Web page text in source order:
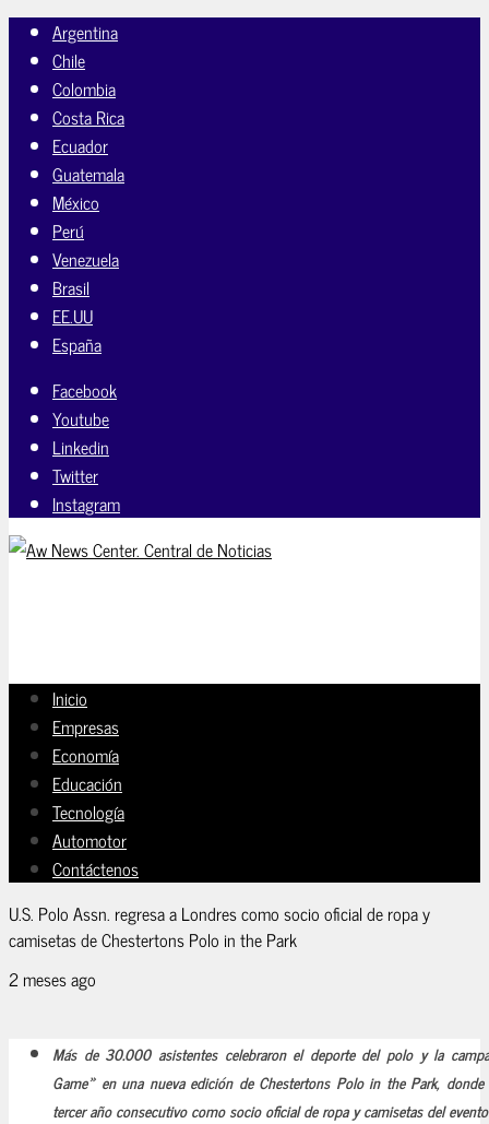
Argentina
Chile
Colombia
Costa Rica
Ecuador
Guatemala
México
Perú
Venezuela
Brasil
EE.UU
España
Facebook
Youtube
Linkedin
Twitter
Instagram
Inicio
Empresas
Economía
Educación
Tecnología
Automotor
Contáctenos
U.S. Polo Assn. regresa a Londres como socio oficial de ropa y
camisetas de Chestertons Polo in the Park
2 meses ago
Más de 30.000 asistentes celebraron el deporte del polo y la
Game» en una nueva edición de Chestertons Polo in the Park,
tercer año consecutivo como socio oficial de ropa y camisetas del evento